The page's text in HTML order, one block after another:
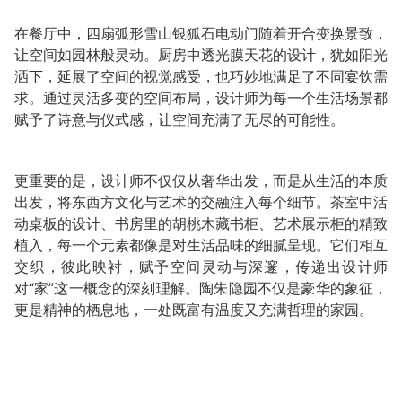
在餐厅中，四扇弧形雪山银狐石电动门随着开合变换景致，
让空间如园林般灵动。厨房中透光膜天花的设计，犹如阳光
洒下，延展了空间的视觉感受，也巧妙地满足了不同宴饮需
求。通过灵活多变的空间布局，设计师为每一个生活场景都
赋予了诗意与仪式感，让空间充满了无尽的可能性。
更重要的是，设计师不仅仅从奢华出发，而是从生活的本质
出发，将东西方文化与艺术的交融注入每个细节。茶室中活
动桌板的设计、书房里的胡桃木藏书柜、艺术展示柜的精致
植入，每一个元素都像是对生活品味的细腻呈现。它们相互
交织，彼此映衬，赋予空间灵动与深邃，传递出设计师
对“家”这一概念的深刻理解。陶朱隐园不仅是豪华的象征，
更是精神的栖息地，一处既富有温度又充满哲理的家园。